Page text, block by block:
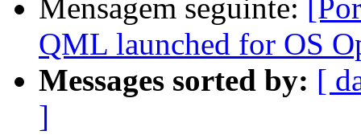
Mensagem seguinte:
QML launched for OS
Messages sorted by: [
]